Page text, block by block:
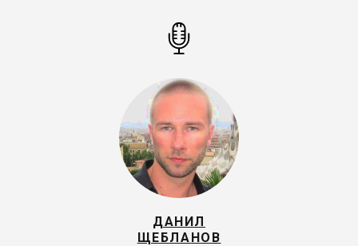
ДАНИЛ
ЩЕБЛАНОВ